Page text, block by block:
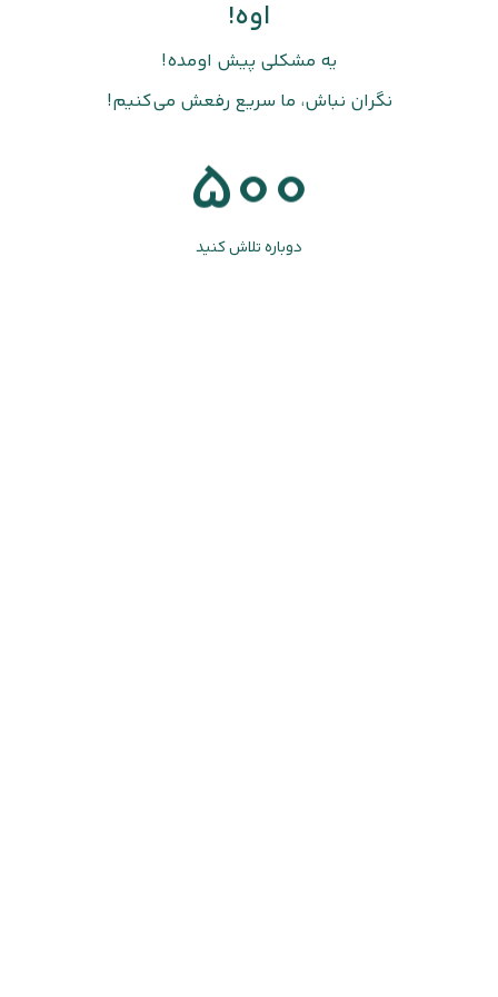
اوه!
یه مشکلی پیش اومده!
نگران نباش، ما سریع رفعش می‌کنیم!
500
دوباره تلاش کنید